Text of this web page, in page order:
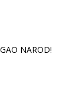
NAROD!